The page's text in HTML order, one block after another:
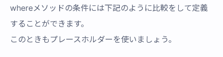
whereメソッドの条件には下記のように比較をして定義
することができます。
このときもプレースホルダーを使いましょう。